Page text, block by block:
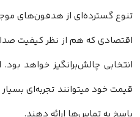
تنوع گسترده‌ای از هدفون‌های
اقتصادی که هم از نظر کیفیت
انتخابی چالش‌برانگیز خواهد
قیمت خود میتوانند تجربه‌ای